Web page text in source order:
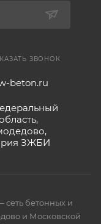
ЗВОНОК
beton.ru
ЗЖБИ
сеть бетонных и
и Московской